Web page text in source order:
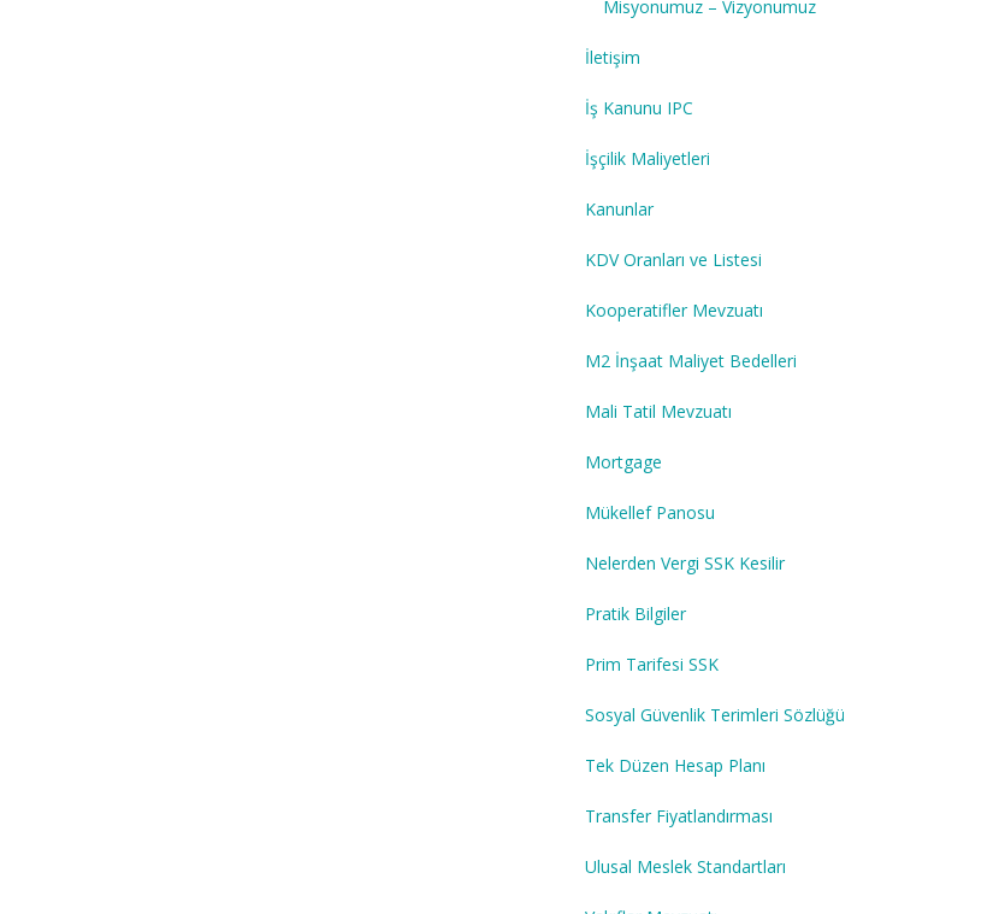
Misyonumuz – Vizyonumuz
İletişim
İş Kanunu IPC
İşçilik Maliyetleri
Kanunlar
KDV Oranları ve Listesi
Kooperatifler Mevzuatı
M2 İnşaat Maliyet Bedelleri
Mali Tatil Mevzuatı
Mortgage
Mükellef Panosu
Nelerden Vergi SSK Kesilir
Pratik Bilgiler
Prim Tarifesi SSK
Sosyal Güvenlik Terimleri Sözlüğü
Tek Düzen Hesap Planı
Transfer Fiyatlandırması
Ulusal Meslek Standartları